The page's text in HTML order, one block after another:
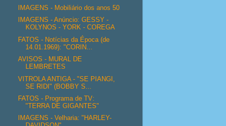
IMAGENS - Mobiliário dos anos 50
IMAGENS - Anúncio: GESSY -
KOLYNOS - YORK - COREGA
FATOS - Notícias da Época (de
14.01.1969): "CORIN...
AVISOS - MURAL DE
LEMBRETES
VITROLA ANTIGA - "SE PIANGI,
SE RIDI" (BOBBY S...
FATOS - Programa de TV:
"TERRA DE GIGANTES"
IMAGENS - Velharia: "HARLEY-